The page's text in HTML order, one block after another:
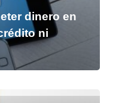
dinero en
ni